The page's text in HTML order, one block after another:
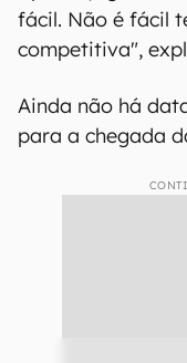
fácil. Não é fácil
competitiva",
Ainda não há
para a chegada